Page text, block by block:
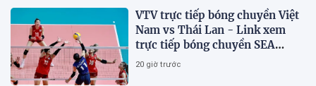
VTV trực tiếp bóng chuyền Việt
Nam vs Thái Lan - Link xem
trực tiếp bóng chuyền SEA
V.Cup 2026 hôm nay 9/8
20 giờ trước